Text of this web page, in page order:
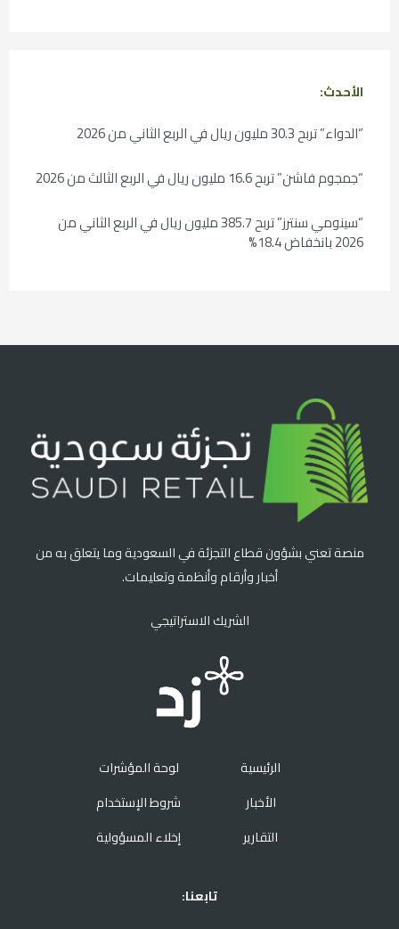
الأحدث:
“الدواء” تربح 30.3 مليون ريال في الربع الثاني من 2026
“جمجوم فاشن” تربح 16.6 مليون ريال في الربع الثالث من 2026
“سينومي سنترز” تربح 385.7 مليون ريال في الربع الثاني من
2026 بانخفاض 18.4%
منصة تعني بشؤون قطاع التجزئة في السعودية وما يتعلق به من
أخبار وأرقام وأنظمة وتعليمات.
الشريك الاستراتيجي
الرئيسية
الأخبار
التقارير
لوحة المؤشرات
شروط الإستخدام
إخلاء المسؤولية
تابعنا: